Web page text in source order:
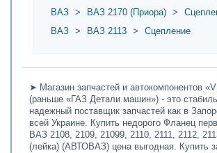
ВАЗ
> ВАЗ 2170 (Приора) >
ВАЗ
> ВАЗ 2113 > Сцепление
➤ Магазин запчастей и автокомпонентов
(раньше «ГАЗ Детали машин») - это
надежный поставщик запчастей как в
всей Украине. Купить недорого Фланец
ВАЗ 2108, 2109, 21099, 2110, 2111, 2112,
(лейка) (АВТОВАЗ) цена выгодная. Купить